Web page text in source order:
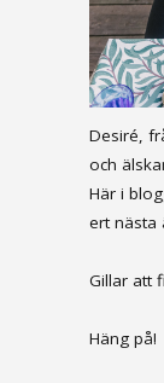
Desiré,
och
Här i
ert nästa
Gillar att
Häng på!